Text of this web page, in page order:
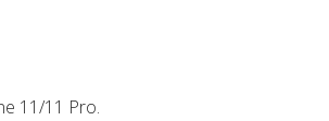
11/11 Pro.